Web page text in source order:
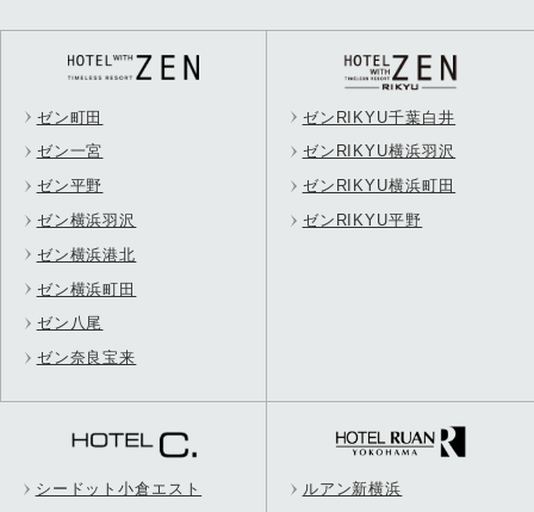
ゼン町田
ゼン一宮
ゼン平野
ゼン横浜羽沢
ゼン横浜港北
ゼン横浜町田
ゼン八尾
ゼン奈良宝来
ゼンRIKYU千葉白井
ゼンRIKYU横浜羽沢
ゼンRIKYU横浜町田
ゼンRIKYU平野
シードット小倉エスト
ルアン新横浜